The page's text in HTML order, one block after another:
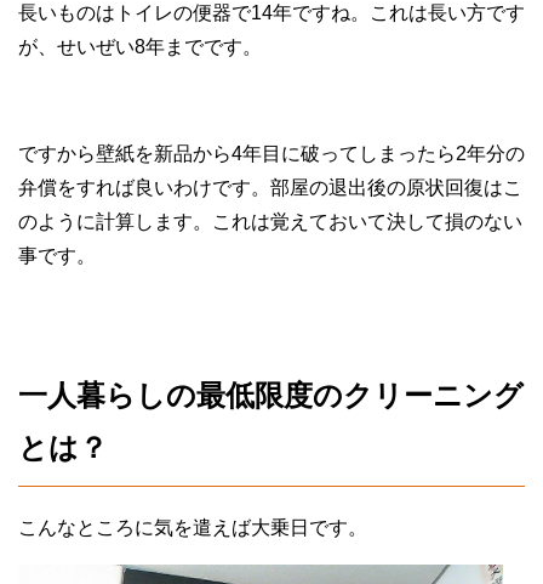
長いものはトイレの便器で14年ですね。これは長い方です
が、せいぜい8年までです。
ですから壁紙を新品から4年目に破ってしまったら2年分の
弁償をすれば良いわけです。部屋の退出後の原状回復はこ
のように計算します。これは覚えておいて決して損のない
事です。
一人暮らしの最低限度のクリーニング
とは？
こんなところに気を遣えば大乗日です。